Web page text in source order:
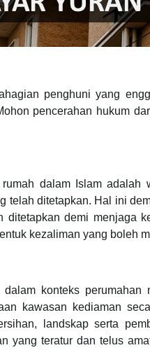
penghuni yang
pencerahan hukum
dalam Islam
telah ditetapkan. Hal ini
demi menjaga
kezaliman yang boleh
dalam konteks perumahan
kawasan kediaman
landskap serta
yang teratur dan telus